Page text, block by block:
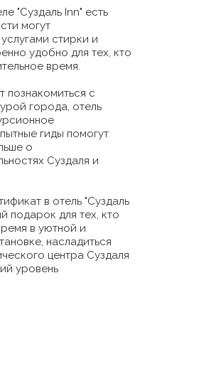
"Суздаль Inn" есть
могут
стирки и
удобно для тех, кто
время.
познакомиться с
города, отель
гиды помогут
о
Суздаля и
в отель "Суздаль
подарок для тех, кто
в уютной и
насладиться
центра Суздаля
уровень